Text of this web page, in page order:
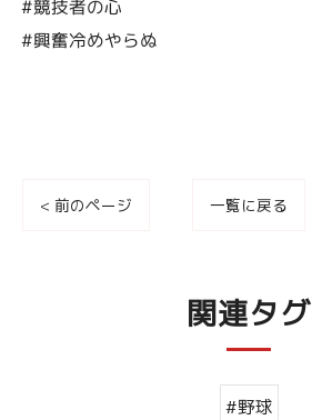
#競技者の心
#興奮冷めやらぬ
< 前のページ 一覧に戻る
関連タグ
#野球